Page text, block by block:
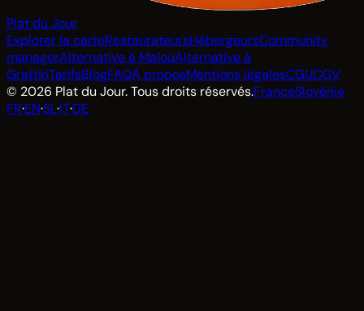
Plat du Jour
Explorer la carteRestaurateursHébergeursCommunity
managerAlternative à MalouAlternative à
GrattinTarifsBlogFAQÀ proposMentions légalesCGUCGV
© 2026 Plat du Jour. Tous droits réservés.FranceSlovénie
FR·EN·SL·IT·DE